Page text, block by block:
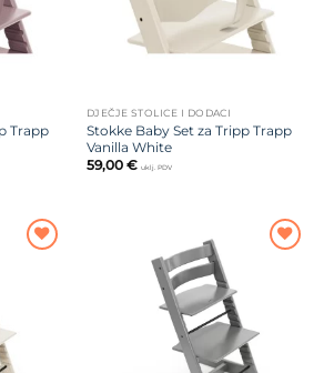
Trapp
DJEČJE STOLICE I DODACI
Stokke Baby Set za Tripp Trapp
Vanilla White
59,00 € uklj. PDV